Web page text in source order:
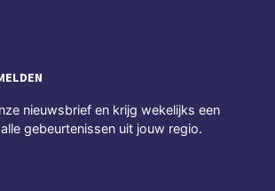
nieuwsbrief en krijg wekelijks een
gebeurtenissen uit jouw regio.